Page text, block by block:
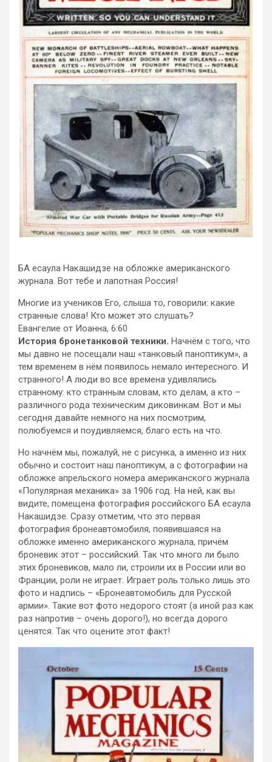
БА есаула Накашидзе на обложке американского
журнала. Вот тебе и лапотная Россия!
Многие из учеников Его, слыша то, говорили: какие
странные слова! Кто может это слушать?
Евангелие от Иоанна, 6:60
История бронетанковой техники. Начнём с того, что
мы давно не посещали наш «танковый паноптикум», а
тем временем в нём появилось немало интересного. И
странного! А люди во все времена удивлялись
странному: кто странным словам, кто делам, а кто –
различного рода техническим диковинкам. Вот и мы
сегодня давайте немного на них посмотрим,
полюбуемся и поудивляемся, благо есть на что.
Но начнём мы, пожалуй, не с рисунка, а именно из них
обычно и состоит наш паноптикум, а с фотографии на
обложке апрельского номера американского журнала
«Популярная механика» за 1906 год. На ней, как вы
видите, помещена фотография российского БА есаула
Накашидзе. Сразу отметим, что это первая
фотография бронеавтомобиля, появившаяся на
обложке именно американского журнала, причём
броневик этот – российский. Так что много ли было
этих броневиков, мало ли, строили их в России или во
Франции, роли не играет. Играет роль только лишь это
фото и надпись – «Бронеавтомобиль для Русской
армии». Такие вот фото недорого стоят (а иной раз как
раз напротив – очень дорого!), но всегда дорого
ценятся. Так что оцените этот факт!